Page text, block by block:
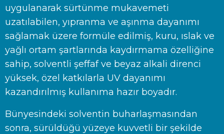
uygulanarak sürtünme mukavemeti
uzatılabilen, yıpranma ve aşınma dayanımı
sağlamak üzere formüle edilmiş, kuru, ıslak ve
yağlı ortam şartlarında kaydırmama özelliğine
sahip, solventli şeffaf ve beyaz alkali direnci
yüksek, özel katkılarla UV dayanımı
kazandırılmış kullanıma hazır boyadır.
Bünyesindeki solventin buharlaşmasından
sonra, sürüldüğü yüzeye kuvvetli bir şekilde